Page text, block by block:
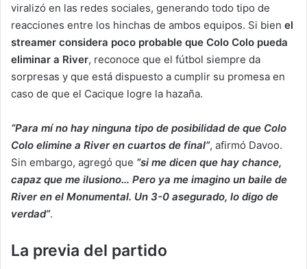
viralizó en las redes sociales, generando todo tipo de
reacciones entre los hinchas de ambos equipos. Si bien el
streamer considera poco probable que Colo Colo pueda
eliminar a River, reconoce que el fútbol siempre da
sorpresas y que está dispuesto a cumplir su promesa en
caso de que el Cacique logre la hazaña.
“Para mí no hay ninguna tipo de posibilidad de que Colo
Colo elimine a River en cuartos de final”, afirmó Davoo.
Sin embargo, agregó que “si me dicen que hay chance,
capaz que me ilusiono… Pero ya me imagino un baile de
River en el Monumental. Un 3-0 asegurado, lo digo de
verdad”.
La previa del partido